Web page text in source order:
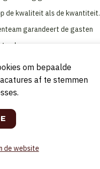
de kwaliteit als de kwantiteit.
garandeert de gasten
ook.
om bepaalde
af te stemmen
de website